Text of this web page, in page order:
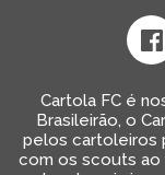
Cartola FC é
Brasileirão, o
pelos cartoleiros
com os scouts ao